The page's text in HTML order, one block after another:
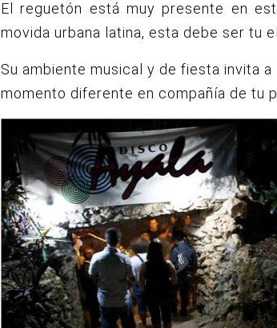
El reguetón está muy presente en
movida urbana latina, esta debe ser tu
Su ambiente musical y de fiesta invita a
momento diferente en compañía de tu